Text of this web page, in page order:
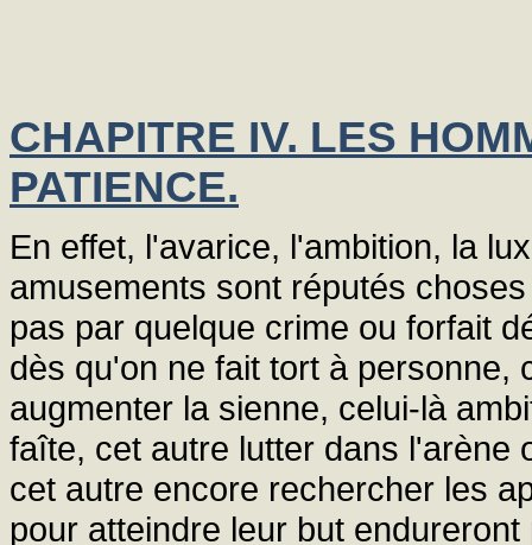
CHAPITRE IV. LES
PATIENCE.
En effet, l'avarice, l'ambition, la
amusements sont réputés
pas par quelque crime ou forfait
dès qu'on ne fait tort à personne,
augmenter la sienne, celui-là
faîte, cet autre lutter dans l'arène
cet autre encore rechercher les
pour atteindre leur but